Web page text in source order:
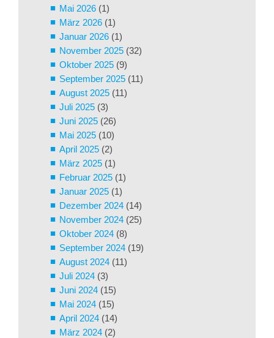
Mai 2026 (1)
März 2026 (1)
Januar 2026 (1)
November 2025 (32)
Oktober 2025 (9)
September 2025 (11)
August 2025 (11)
Juli 2025 (3)
Juni 2025 (26)
Mai 2025 (10)
April 2025 (2)
März 2025 (1)
Februar 2025 (1)
Januar 2025 (1)
Dezember 2024 (14)
November 2024 (25)
Oktober 2024 (8)
September 2024 (19)
August 2024 (11)
Juli 2024 (3)
Juni 2024 (15)
Mai 2024 (15)
April 2024 (14)
März 2024 (2)